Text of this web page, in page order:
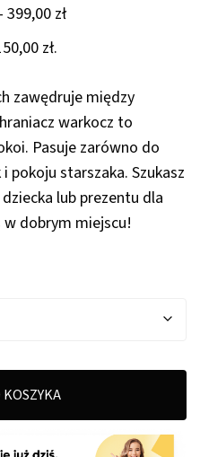
399,00 złZakres
150,00 zł
do
399,00 zł
zł.
zawędruje między
warkocz to
Pasuje zarówno do
starszaka. Szukasz
lub prezentu dla
w dobrym miejscu!